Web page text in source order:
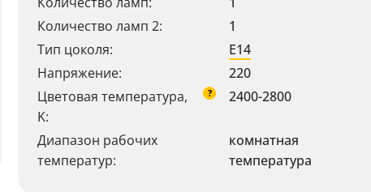
Количество ламп 2:
1
Тип цоколя:
E14
Напряжение:
220
Цветовая температура,
K:
? 2400-2800
Диапазон рабочих
температур:
комнатная
температура